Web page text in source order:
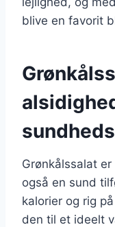
blive en favorit
Grønkålssalat
også en sund
kalorier og rig
den til et ideelt